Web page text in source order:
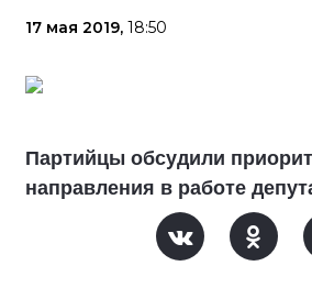
17 мая 2019, 18:50
Партийцы обсудили
направления в работе